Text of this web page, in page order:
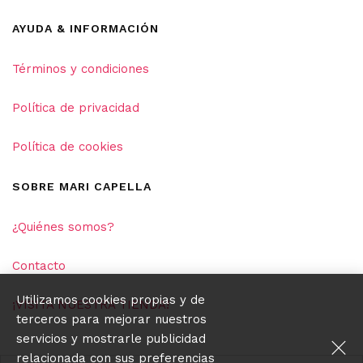
AYUDA & INFORMACIÓN
Términos y condiciones
Política de privacidad
Política de cookies
SOBRE MARI CAPELLA
¿Quiénes somos?
Contacto
¡VISITA NUESTRA TIENDA!
Utilizamos cookies propias y de
terceros para mejorar nuestros
servicios y mostrarle publicidad
relacionada con sus preferencias